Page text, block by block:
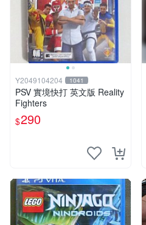
Y2049104204 1041
PSV 實境快打 英文版 Reality
Fighters
$290